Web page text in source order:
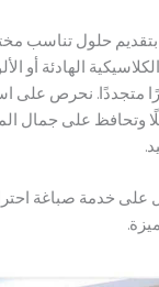
بتقديم حلول تناسب
الهادئة أو
متجددًا. نحرص على
وتحافظ على جمال
على خدمة صباغة